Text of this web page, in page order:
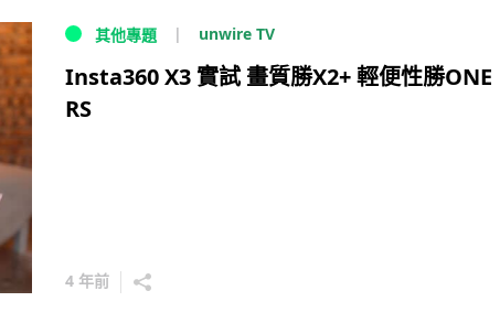
其他專題 unwire TV
Insta360 X3 實試 畫質勝X2+ 輕便性勝ONE
RS
4 年前